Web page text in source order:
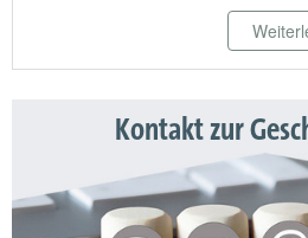
Kontakt zur